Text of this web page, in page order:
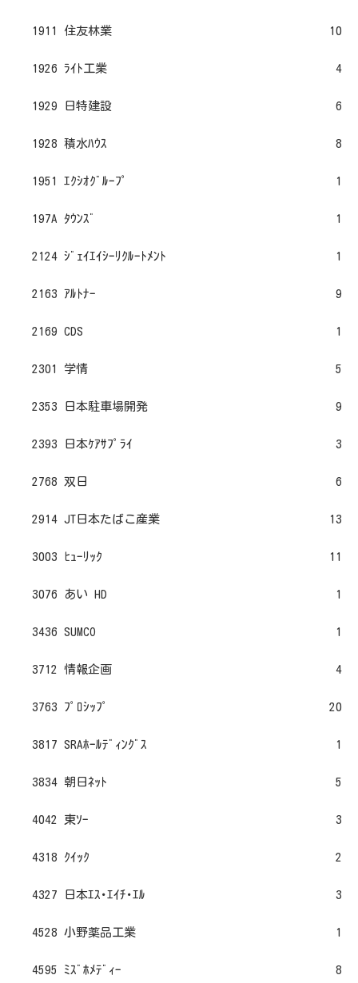
1911 住友林業 10
1926 ﾗｲﾄ工業 4
1929 日特建設 6
1928 積水ﾊｳｽ 8
1951 ｴｸｼｵｸﾞﾙｰﾌﾟ 1
197A ﾀｳﾝｽﾞ 1
2124 ｼﾞｪｲｴｲｼｰﾘｸﾙｰﾄﾒﾝﾄ 1
2163 ｱﾙﾄﾅｰ 9
2169 CDS 1
2301 学情 5
2353 日本駐車場開発 9
2393 日本ｹｱｻﾌﾟﾗｲ 3
2768 双日 6
2914 JT日本たばこ産業 13
3003 ﾋｭｰﾘｯｸ 11
3076 あい HD 1
3436 SUMCO 1
3712 情報企画 4
3763 ﾌﾟﾛｼｯﾌﾟ 20
3817 SRAﾎｰﾙﾃﾞｨﾝｸﾞｽ 1
3834 朝日ﾈｯﾄ 5
4042 東ｿｰ 3
4318 ｸｲｯｸ 2
4327 日本ｴｽ･ｴｲﾁ･ｴﾙ 3
4528 小野薬品工業 1
4595 ﾐｽﾞﾎﾒﾃﾞｨｰ 8